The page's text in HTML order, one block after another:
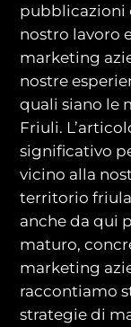
pubblicazioni
nostro lavoro
marketing
nostre
quali siano le
Friuli.
significativo
vicino alla
territorio
anche da qui
maturo,
marketing
raccontiamo
strategie di